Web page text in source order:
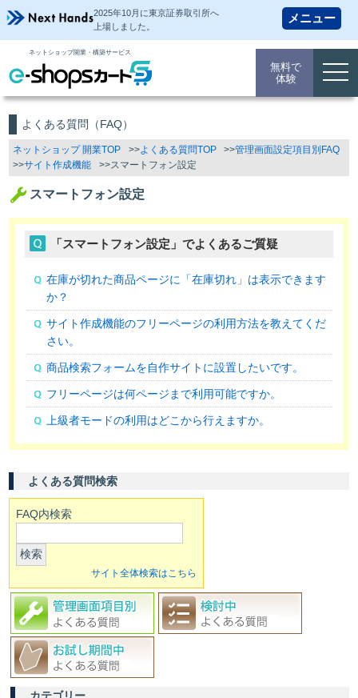
2025年10月に東京証券取引所へ
上場しました。
ネットショップ開業・構築サービス
無料で
体験
よくある質問（FAQ）
ネットショップ 開業TOP よくある質問TOP
管理画面設定項目別FAQ
サイト作成機能
スマートフォン設定
スマートフォン設定
「スマートフォン設定」でよくあるご質疑
在庫が切れた商品ページに「在庫切れ」は表示できます
か？
サイト作成機能のフリーページの利用方法を教えてくだ
さい。
商品検索フォームを自作サイトに設置したいです。
フリーページは何ページまで利用可能ですか。
上級者モードの利用はどこから行えますか。
よくある質問検索
FAQ内検索
検索
サイト全体検索はこちら